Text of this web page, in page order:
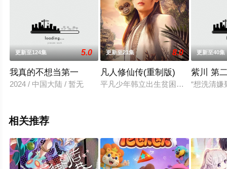
更新至124集 5.0
我真的不想当第一
2024 / 中国大陆 / 暂无
更新至21集 8.0
凡人修仙传(重制版)
平凡少年韩立出生贫困，为了让家人
更新至40集
紫川 第
“想洗清
相关推荐